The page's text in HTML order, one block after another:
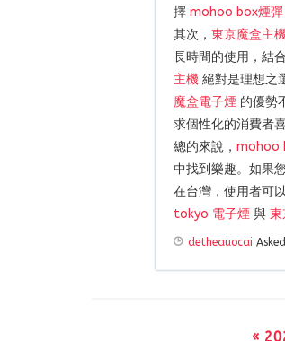
擇 mohoo box煙彈
其次， 東京魔盒主
長時間的使用，結
主機 絕對是理想之
魔盒電子煙 的優勢
求個性化的消費者
總的來說， mohoo
中找到樂趣。如果
在台灣，使用者可
tokyo 電子煙 與 東
detheauocai
«